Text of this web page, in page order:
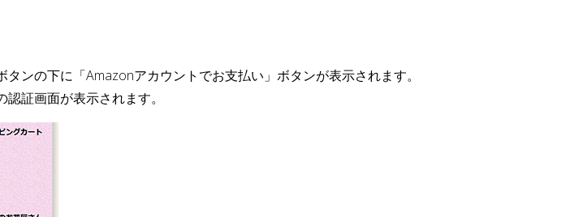
ンの下に「Amazonアカウントでお支払い」ボタンが表示されます。
証画面が表示されます。